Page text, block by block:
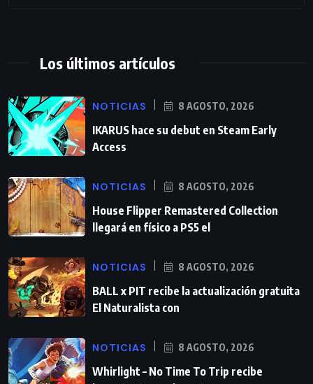
Los últimos artículos
NOTICIAS 8 AGOSTO, 2026
IKARUS hace su debut en Steam Early
Access
NOTICIAS 8 AGOSTO, 2026
House Flipper Remastered Collection
llegará en físico a PS5 el
NOTICIAS 8 AGOSTO, 2026
BALL x PIT recibe la actualización gratuita
El Naturalista con
NOTICIAS 8 AGOSTO, 2026
Whirlight – No Time To Trip recibe